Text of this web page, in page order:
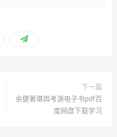
下一篇
余健著堪舆考源电子书pdf百
度网盘下载学习